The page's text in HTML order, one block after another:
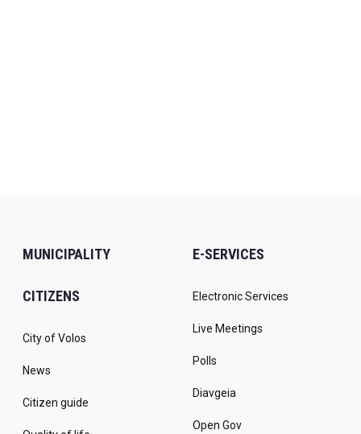
MUNICIPALITY
CITIZENS
City of Volos
News
Citizen guide
E-SERVICES
Electronic Services
Live Meetings
Polls
Diavgeia
Open Gov